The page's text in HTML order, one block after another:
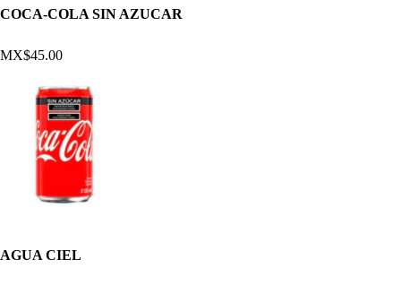
COCA-COLA SIN AZUCAR
MX$45.00
AGUA CIEL